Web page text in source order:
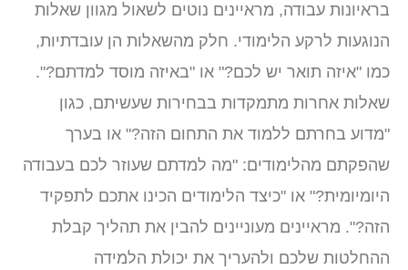
עבודה, מראיינים נוטים לשאול מגוון שאלות
לרקע הלימודי. חלק מהשאלות הן עובדתיות,
"איזה תואר יש לכם?" או "באיזה מוסד למדתם?".
אחרות מתמקדות בבחירות שעשיתם, כגון
בחרתם ללמוד את התחום הזה?" או בערך
מהלימודים: "מה למדתם שעוזר לכם בעבודה
או "כיצד הלימודים הכינו אתכם לתפקיד
מראיינים מעוניינים להבין את תהליך קבלת
שלכם ולהעריך את יכולת הלמידה